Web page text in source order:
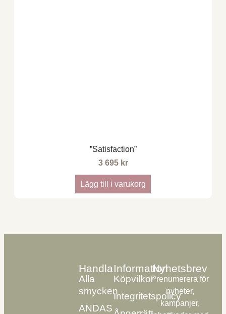
”Satisfaction”
3 695 kr
Lägg till i varukorg
Handla
Alla
smycken
ANDAS
Information
Köpvilkor
Integritetspolicy
Nyhetsbrev
Prenumerera för
nyheter,
kampanjer,